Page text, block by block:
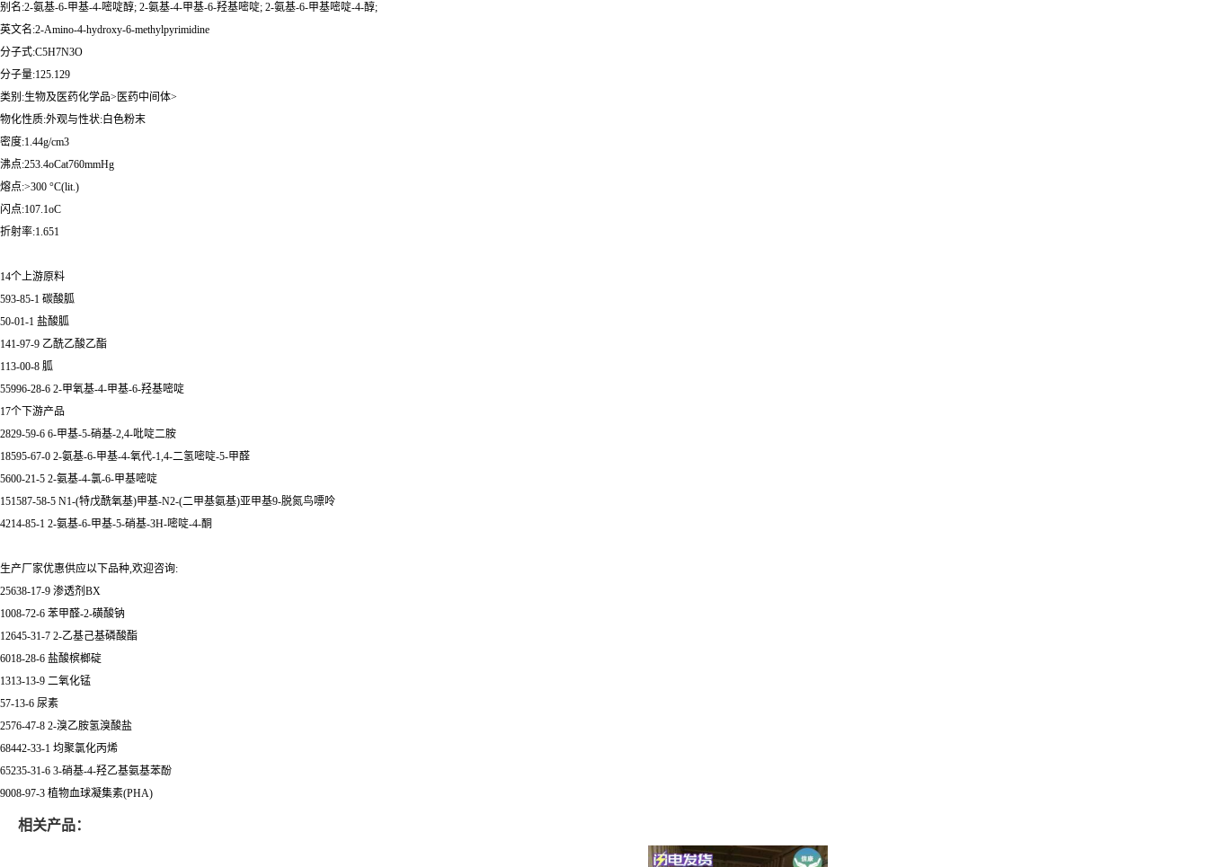
别名:2-氨基-6-甲基-4-嘧啶醇; 2-氨基-4-甲基-6-羟基嘧啶; 2-氨基-6-甲基嘧啶-4-醇;
英文名:2-Amino-4-hydroxy-6-methylpyrimidine
分子式:C5H7N3O
分子量:125.129
类别:生物及医药化学品>医药中间体>
物化性质:外观与性状:白色粉末
密度:1.44g/cm3
沸点:253.4oCat760mmHg
熔点:>300 °C(lit.)
闪点:107.1oC
折射率:1.651
14个上游原料
593-85-1 碳酸胍
50-01-1 盐酸胍
141-97-9 乙酰乙酸乙酯
113-00-8 胍
55996-28-6 2-甲氧基-4-甲基-6-羟基嘧啶
17个下游产品
2829-59-6 6-甲基-5-硝基-2,4-吡啶二胺
18595-67-0 2-氨基-6-甲基-4-氧代-1,4-二氢嘧啶-5-甲醛
5600-21-5 2-氨基-4-氯-6-甲基嘧啶
151587-58-5 N1-(特戊酰氧基)甲基-N2-(二甲基氨基)亚甲基9-脱氮鸟嘌呤
4214-85-1 2-氨基-6-甲基-5-硝基-3H-嘧啶-4-酮
生产厂家优惠供应以下品种,欢迎咨询:
25638-17-9 渗透剂BX
1008-72-6 苯甲醛-2-磺酸钠
12645-31-7 2-乙基己基磷酸酯
6018-28-6 盐酸槟榔碇
1313-13-9 二氧化锰
57-13-6 尿素
2576-47-8 2-溴乙胺氢溴酸盐
68442-33-1 均聚氯化丙烯
65235-31-6 3-硝基-4-羟乙基氨基苯酚
9008-97-3 植物血球凝集素(PHA)
相关产品：